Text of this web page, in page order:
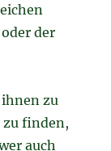
der
zu
zu finden,
auch